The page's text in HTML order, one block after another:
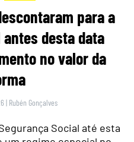
para a
antes desta data
no valor da
| Rubén Gonçalves
Social até esta